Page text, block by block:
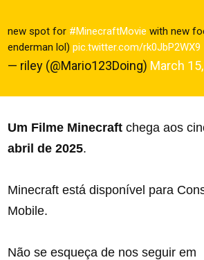
new spot for #MinecraftMovie with new
enderman lol)pic.twitter.com/rk0JbP2WX9
— riley (@Mario123Doing) March
Um Filme Minecraftchega aos
abril de 2025.
Minecraft está disponível para
Mobile.
Não se esqueça de nos seguir em